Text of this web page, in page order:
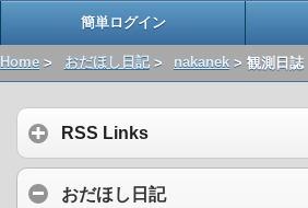
簡単ログイン
Home > おだほし日記> nakanek > 観測日誌
RSS Links
おだほし日記